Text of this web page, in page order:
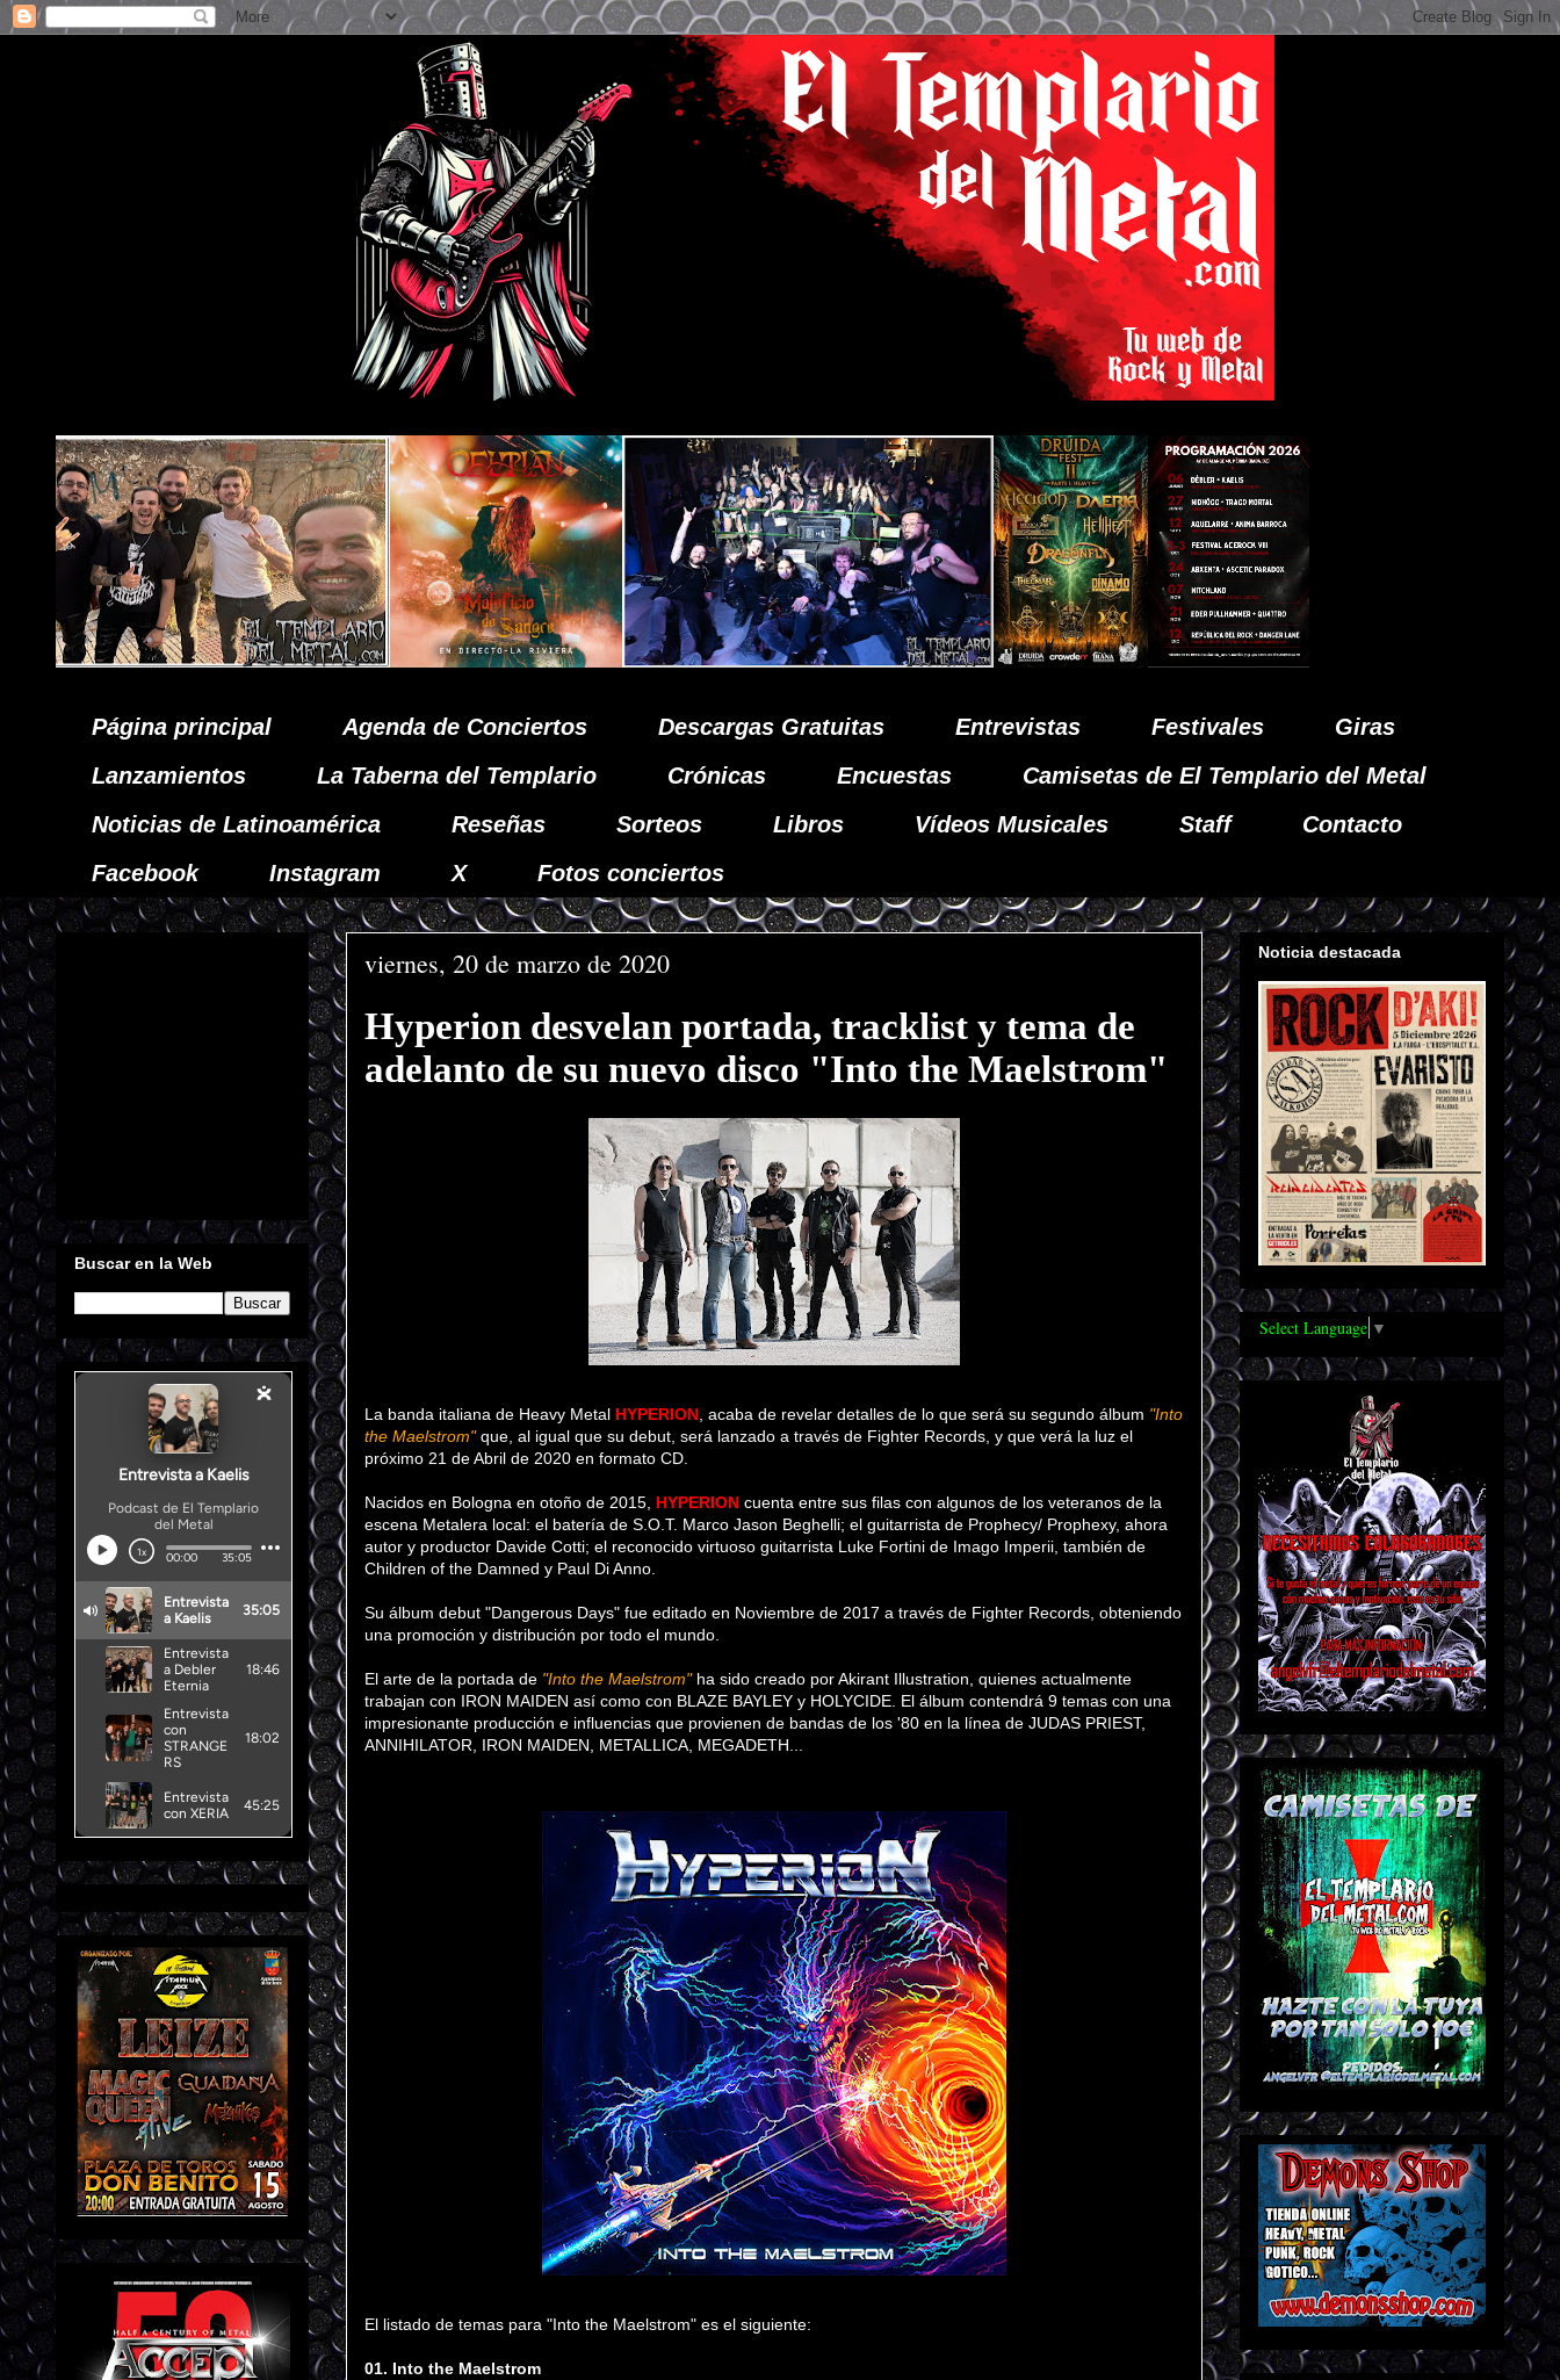
Página principal Agenda de Conciertos Descargas Gratuitas Entrevistas Festivales
Giras
Lanzamientos
La Taberna del Templario Crónicas Encuestas
Camisetas de El Templario del Metal
Noticias de Latinoamérica
Reseñas Sorteos Libros Vídeos Musicales Staff
Contacto
Facebook
Instagram X Fotos conciertos
viernes, 20 de marzo de 2020
Hyperion desvelan portada, tracklist y tema de
adelanto de su nuevo disco "Into the Maelstrom"
La banda italiana de Heavy Metal HYPERION , acaba de revelar detalles de lo que será su segundo álbum "Into
the Maelstrom"que, al igual que su debut, será lanzado a través de Fighter Records, y que verá la luz el
próximo 21 de Abril de 2020 en formato CD.
Nacidos en Bologna en otoño de 2015, HYPERION cuenta entre sus filas con algunos de los veteranos de la
escena Metalera local: el batería de S.O.T. Marco Jason Beghelli; el guitarrista de Prophecy/ Prophexy, ahora
autor y productor Davide Cotti; el reconocido virtuoso guitarrista Luke Fortini de Imago Imperii, también de
Children of the Damned y Paul Di Anno.
Su álbum debut "Dangerous Days" fue editado en Noviembre de 2017 a través de Fighter Records, obteniendo
una promoción y distribución por todo el mundo.
El arte de la portada de "Into the Maelstrom"ha sido creado por Akirant Illustration, quienes actualmente
trabajan con IRON MAIDEN así como con BLAZE BAYLEY y HOLYCIDE. El álbum contendrá 9 temas con una
impresionante producción e influencias que provienen de bandas de los '80 en la línea de JUDAS PRIEST,
ANNIHILATOR, IRON MAIDEN, METALLICA, MEGADETH...
El listado de temas para "Into the Maelstrom" es el siguiente:
01. Into the Maelstrom
Buscar en la Web
Noticia destacada
Select Language ▼